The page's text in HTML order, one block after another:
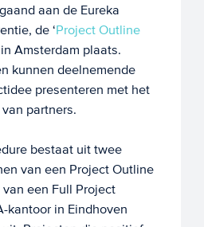
aan de Eureka
de ‘Project Outline
in Amsterdam plaats.
kunnen deelnemende
presenteren met het
partners.
bestaat uit twee
van een Project Outline
een Full Project
kantoor in Eindhoven